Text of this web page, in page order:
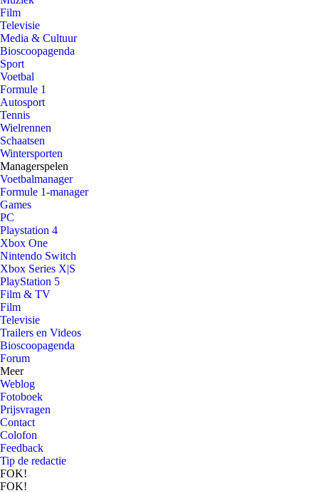
Film
Televisie
Media & Cultuur
Bioscoopagenda
Sport
Voetbal
Formule 1
Autosport
Tennis
Wielrennen
Schaatsen
Wintersporten
Managerspelen
Voetbalmanager
Formule 1-manager
Games
PC
Playstation 4
Xbox One
Nintendo Switch
Xbox Series X|S
PlayStation 5
Film & TV
Film
Televisie
Trailers en Videos
Bioscoopagenda
Forum
Meer
Weblog
Fotoboek
Prijsvragen
Contact
Colofon
Feedback
Tip de redactie
FOK!
FOK!